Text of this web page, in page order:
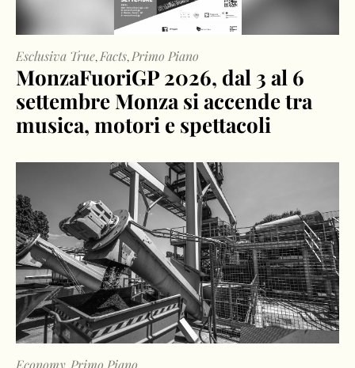
MonzaFuoriGP 2026, dal 3 al 6
settembre Monza si accende tra
musica, motori e spettacoli
Esclusiva True, Facts, Primo Piano
Economy Primo Piano